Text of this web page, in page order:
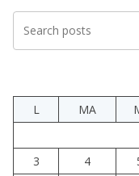
L
MA
3
4